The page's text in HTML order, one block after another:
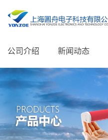
公司介绍 新闻动态